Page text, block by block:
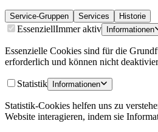
Service-Gruppen Services Historie
EssenziellImmer aktiv Informationen
Essenzielle Cookies sind für die
erforderlich und können nicht
Statistik Informationen
Statistik-Cookies helfen uns zu
Website interagieren, indem sie